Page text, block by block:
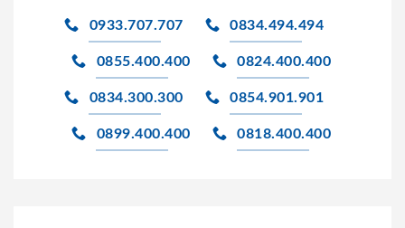
0933.707.707 0834.494.494
0855.400.400 0824.400.400
0834.300.300 0854.901.901
0899.400.400 0818.400.400